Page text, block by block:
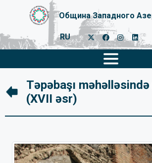
Община Западного
RU
Təpəbaşı
(XVII əsr)